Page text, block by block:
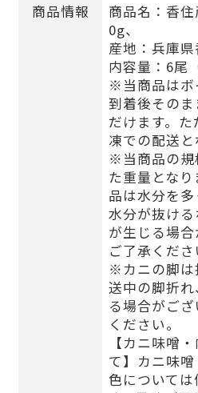
商品情報
商品名：香
0g、
産地：兵庫県
内容量：6尾
※当商品はボ
到着後その
だけます。
凍での配送と
※当商品の規
た重量とな
品は水分を
水分が抜け
が生じる場
ご了承くださ
※カニの脚は
送中の脚折
る場合がご
ください。
【カニ味噌
て】カニ味噌
色について